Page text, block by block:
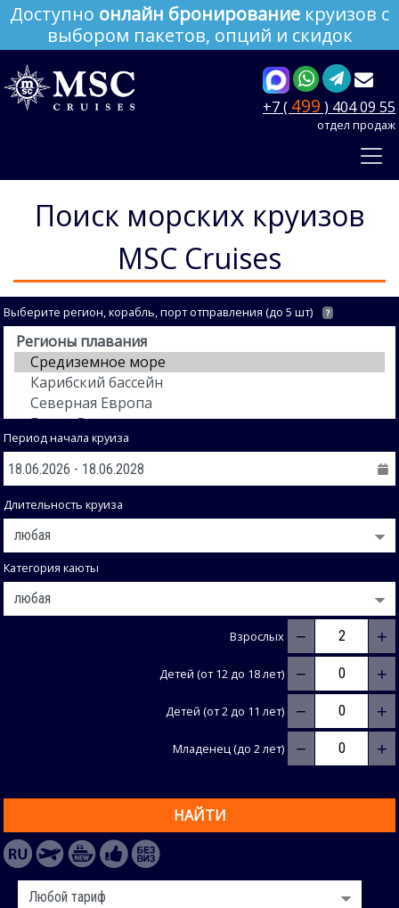
Доступно онлайн бронирование круизов с
выбором пакетов, опций и скидок
+7 ( 499 ) 404 09 55
отдел продаж
Поиск морских круизов
MSC Cruises
Выберите регион, корабль, порт отправления (до 5 шт) ?
Период начала круиза
Длительность круиза
Категория каюты
Взрослых − +
Детей (от 12 до 18 лет) − +
Детей (от 2 до 11 лет) − +
Младенец (до 2 лет) − +
НАЙТИ